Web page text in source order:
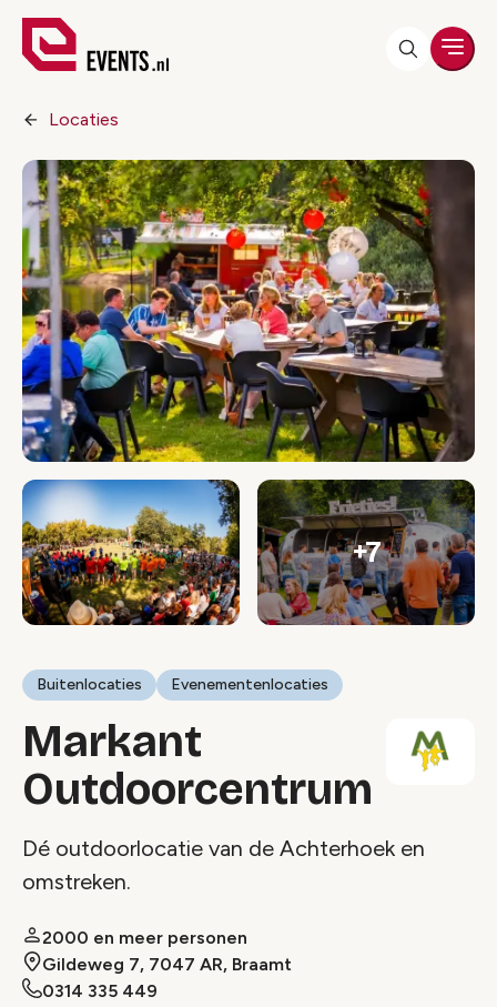
Locaties
+7
Buitenlocaties Evenementenlocaties
Markant
Outdoorcentrum
Dé outdoorlocatie van de Achterhoek en
omstreken.
2000 en meer personen
Gildeweg 7, 7047 AR, Braamt
0314 335 449